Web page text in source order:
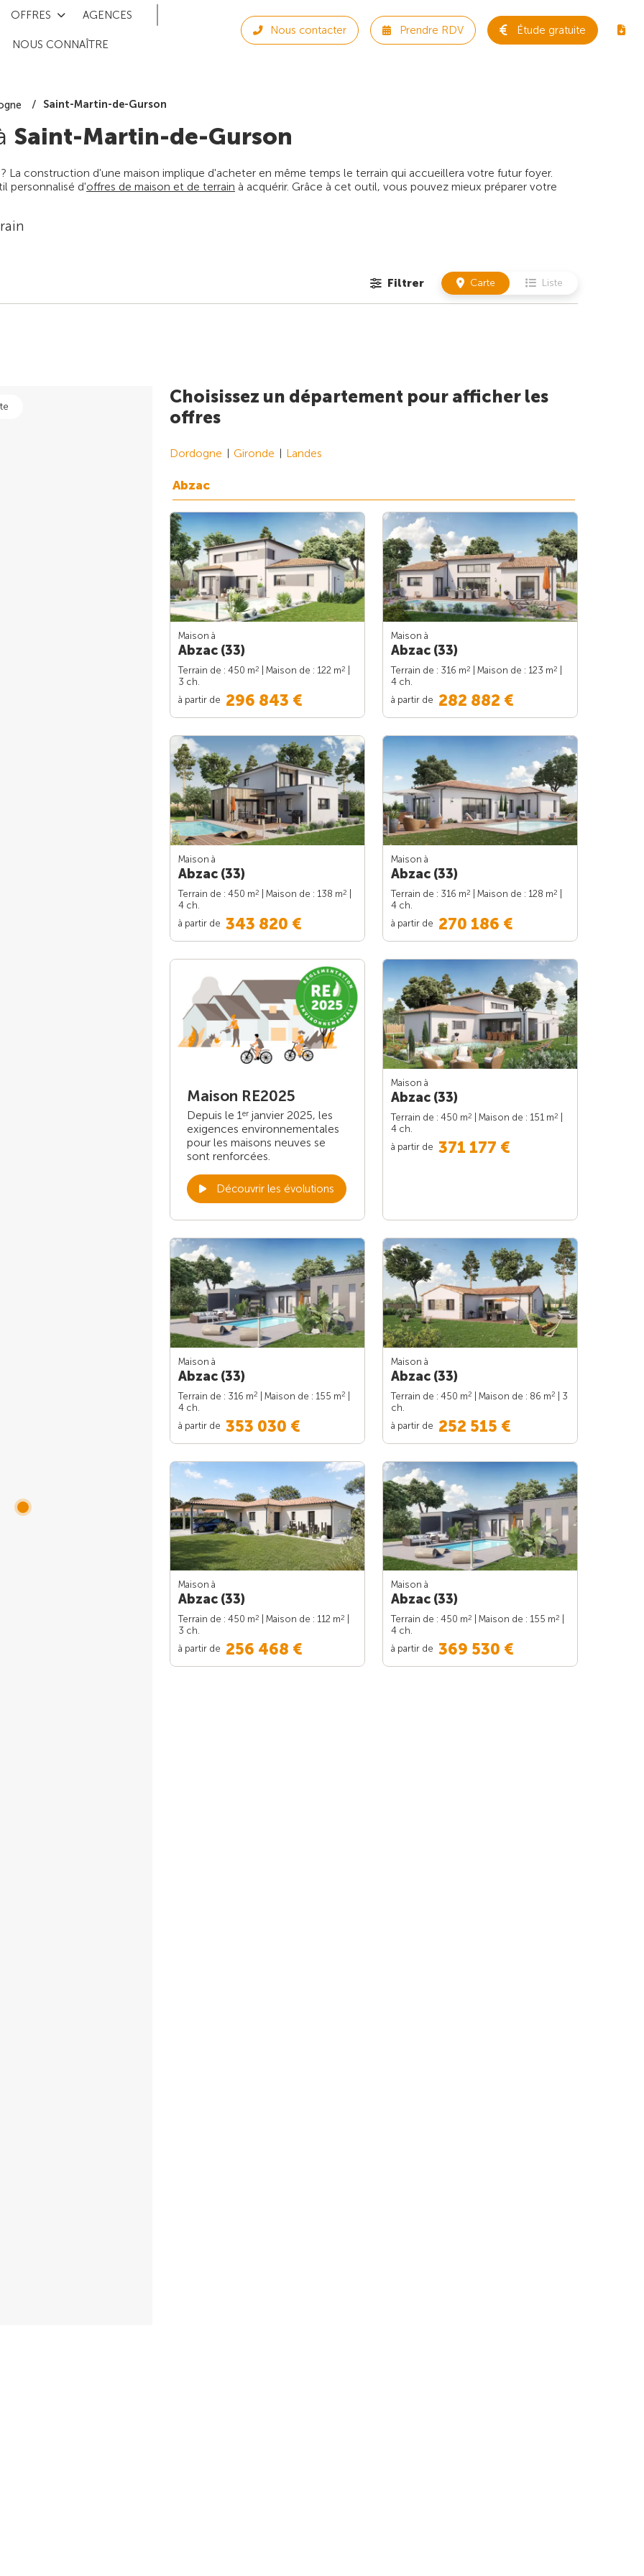
OFFRES AGENCES
NOUS CONNAÎTRE
Nous contacter Prendre RDV Étude gratuite
Saint-Martin-de-Gurson
Saint-Martin-de-Gurson
La construction d'une maison implique d'acheter en même temps le terrain qui accueillera votre futur foyer.
personnalisé d'offres de maison et de terrain à acquérir. Grâce à cet outil, vous pouvez mieux préparer votre
Filtrer Carte Liste
Choisissez un département pour afficher les
offres
Dordogne Gironde Landes
Abzac
Maison à
Abzac (33)
Terrain de : 450 m2 | Maison de : 122 m2
3 ch.
à partir de 296 843 €
Maison à
Abzac (33)
Terrain de : 316 m2 | Maison de : 123 m2
4 ch.
à partir de 282 882 €
Maison à
Abzac (33)
Terrain de : 450 m2 | Maison de : 138 m2
4 ch.
à partir de 343 820 €
Maison à
Abzac (33)
Terrain de : 316 m2 | Maison de : 128 m2
4 ch.
à partir de 270 186 €
Maison RE2025
Depuis le 1 er janvier 2025, les
exigences environnementales
pour les maisons neuves se
sont renforcées.
Découvrir les évolutions
Maison à
Abzac (33)
Terrain de : 450 m2 | Maison de : 151 m2
4 ch.
à partir de 371 177 €
Maison à
Abzac (33)
Terrain de : 316 m2 | Maison de : 155 m2
4 ch.
à partir de 353 030 €
Maison à
Abzac (33)
Terrain de : 450 m2 | Maison de : 86 m2
| 3
ch.
à partir de 252 515 €
Maison à
Abzac (33)
Terrain de : 450 m2 | Maison de : 112 m2
3 ch.
à partir de 256 468 €
Maison à
Abzac (33)
Terrain de : 450 m2 | Maison de : 155 m2
4 ch.
à partir de 369 530 €